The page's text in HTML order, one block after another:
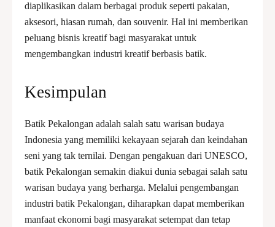
diaplikasikan dalam berbagai produk seperti pakaian,
aksesori, hiasan rumah, dan souvenir. Hal ini memberikan
peluang bisnis kreatif bagi masyarakat untuk
mengembangkan industri kreatif berbasis batik.
Kesimpulan
Batik Pekalongan adalah salah satu warisan budaya
Indonesia yang memiliki kekayaan sejarah dan keindahan
seni yang tak ternilai. Dengan pengakuan dari UNESCO,
batik Pekalongan semakin diakui dunia sebagai salah satu
warisan budaya yang berharga. Melalui pengembangan
industri batik Pekalongan, diharapkan dapat memberikan
manfaat ekonomi bagi masyarakat setempat dan tetap